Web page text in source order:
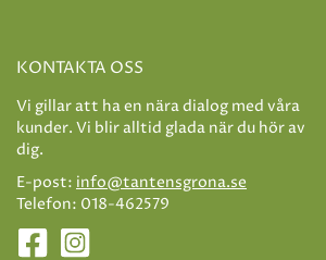
KONTAKTA OSS
Vi gillar att ha en nära dialog med våra
kunder. Vi blir alltid glada när du hör av
dig.
E-post: info@tantensgrona.se
Telefon: 018-462579